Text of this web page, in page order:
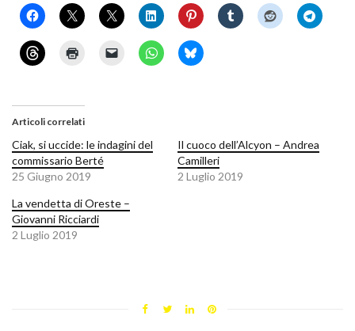
Articoli correlati
Ciak, si uccide: le indagini del
commissario Berté
25 Giugno 2019
Il cuoco dell’Alcyon – Andrea
Camilleri
2 Luglio 2019
La vendetta di Oreste –
Giovanni Ricciardi
2 Luglio 2019